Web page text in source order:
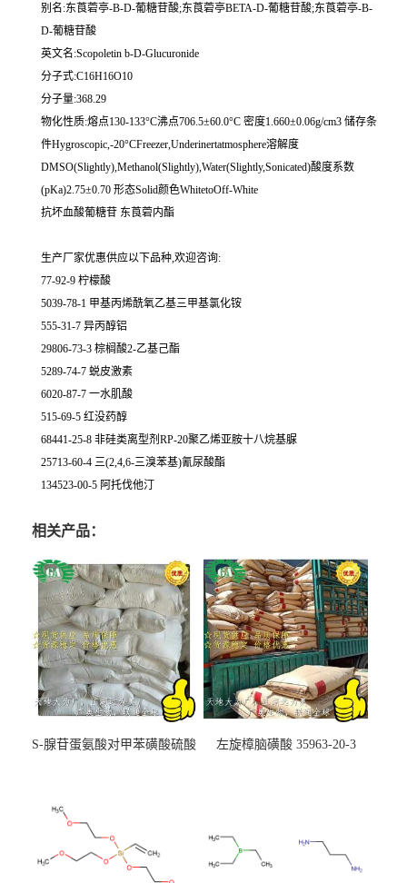
别名:东莨菪亭-Β-D-葡糖苷酸;东莨菪亭BETA-D-葡糖苷酸;东莨菪亭-Β-
D-葡糖苷酸
英文名:Scopoletin b-D-Glucuronide
分子式:C16H16O10
分子量:368.29
物化性质:熔点130-133°C沸点706.5±60.0°C 密度1.660±0.06g/cm3 储存条
件Hygroscopic,-20°CFreezer,Underinertatmosphere溶解度
DMSO(Slightly),Methanol(Slightly),Water(Slightly,Sonicated)酸度系数
(pKa)2.75±0.70 形态Solid颜色WhitetoOff-White
抗坏血酸葡糖苷 东莨菪内酯
生产厂家优惠供应以下品种,欢迎咨询:
77-92-9 柠檬酸
5039-78-1 甲基丙烯酰氧乙基三甲基氯化铵
555-31-7 异丙醇铝
29806-73-3 棕榈酸2-乙基己酯
5289-74-7 蜕皮激素
6020-87-7 一水肌酸
515-69-5 红没药醇
68441-25-8 非硅类离型剂RP-20聚乙烯亚胺十八烷基脲
25713-60-4 三(2,4,6-三溴苯基)氰尿酸酯
134523-00-5 阿托伐他汀
相关产品：
S-腺苷蛋氨酸对甲苯磺酸硫酸
左旋樟脑磺酸 35963-20-3